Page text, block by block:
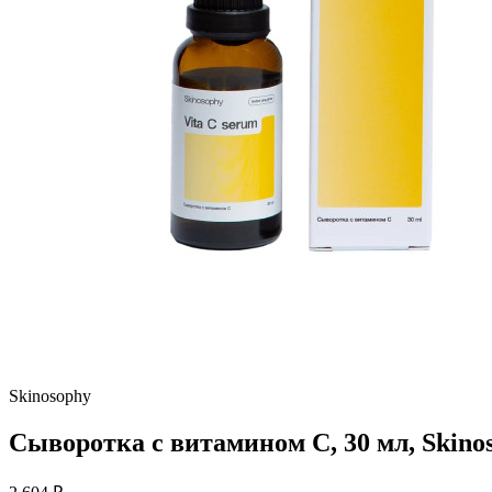
Skinosophy
Сыворотка с витамином С, 30 мл,